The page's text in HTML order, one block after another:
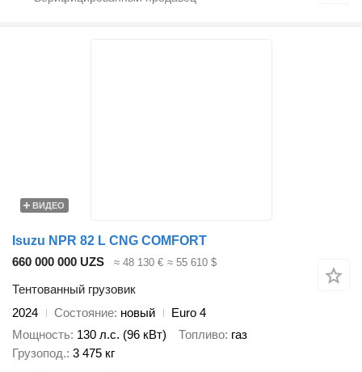
ВИДЕО
Isuzu NPR 82 L CNG COMFORT
660 000 000 UZS
≈ 48 130 € ≈ 55 610 $
Тентованный грузовик
2024
Состояние новый
Euro 4
Мощность 130 л.с. (96 кВт) Топливо газ
Грузопод. 3 475 кг